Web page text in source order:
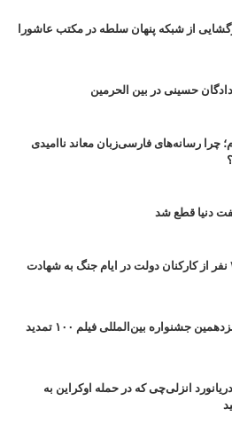
از شبکه پنهان سلطه در مکتب عاشورا
حسینی در بین الحرمین
چرا رسانه‌های فارسی‌زبان معاند ناامیدی
دنیا قطع شد
بیش از ۳۵۰ نفر از کارکنان دولت در ایام جنگ به شهادت
فراخوان پانزدهمین جشنواره بین‌المللی فیلم ۱۰۰ تمدید
انزلی‌چی که در حمله اوکراین به